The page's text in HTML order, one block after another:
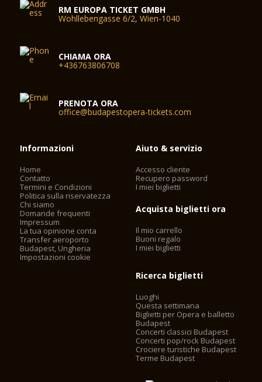
RM EUROPA TICKET GMBH
Wohllebengasse 6/2, Wien-1040
CHIAMA ORA
+436763806708
PRENOTA ORA
office@budapestopera-tickets.com
Informazioni
Home
Contatto
Termini e Condizioni
Politica sulla riservatezza
Chi siamo
Domande frequenti
Impressum
La tua opinione conta
Transfer aeroporto
Budapest, Ungheria
Impostazioni cookie
Aiuto & servizio
Accesso cliente
Recupero password
I miei biglietti
Acquista biglietti ora
Il mio carrello
Buoni regalo
I miei biglietti
Ricerca biglietti
Luoghi
Questa settimana
Biglietti per Opera e balletto
Budapest
Concerti classici Budapest
Concerti pop/rock Budapest
Crociere turistiche Budapest
Terme Budapest